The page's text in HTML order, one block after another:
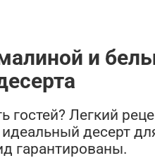
и
гостей? Легкий
десерт
гарантированы.